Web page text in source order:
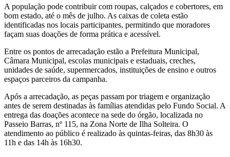
A população pode contribuir com roupas, calçados e cobertores, em
bom estado, até o mês de julho. As caixas de coleta estão
identificadas nos locais participantes, permitindo que moradores
façam suas doações de forma prática e acessível.
Entre os pontos de arrecadação estão a Prefeitura Municipal,
Câmara Municipal, escolas municipais e estaduais, creches,
unidades de saúde, supermercados, instituições de ensino e outros
espaços parceiros da campanha.
Após a arrecadação, as peças passam por triagem e organização
antes de serem destinadas às famílias atendidas pelo Fundo Social. A
entrega das doações acontece na sede do órgão, localizada no
Passeio Barras, nº 115, na Zona Norte de Ilha Solteira. O
atendimento ao público é realizado às quintas-feiras, das 8h30 às
11h e das 14h às 16h30.